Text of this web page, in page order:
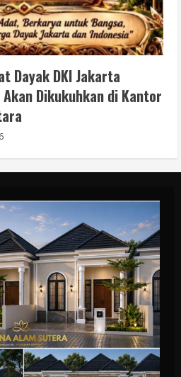
Dayak DKI Jakarta
Dikukuhkan di Kantor